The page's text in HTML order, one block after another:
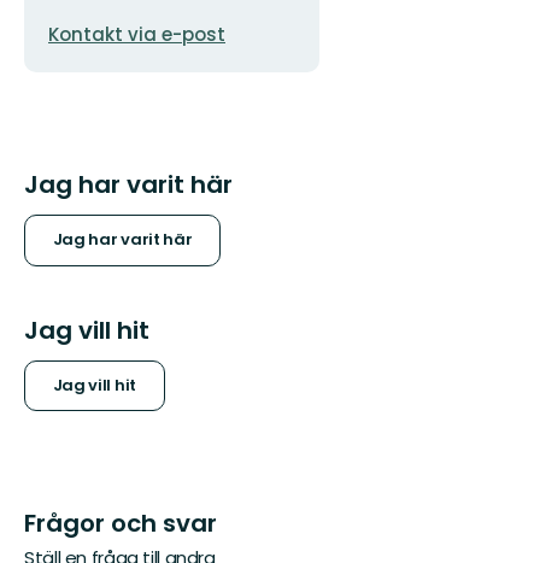
postadress
Kontakt via e-post
Jag har varit här
Jag har varit här
Jag vill hit
Jag vill hit
Frågor och svar
Ställ en fråga till andra